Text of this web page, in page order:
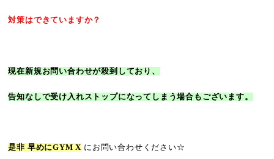
対策はできていますか？
現在新規お問い合わせが殺到しており、
告知なしで受け入れストップになってしまう場合もございます。
是非 早めにGYM X にお問い合わせください☆